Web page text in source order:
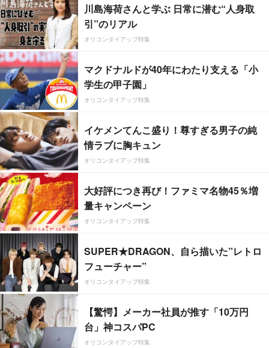
川島海荷さんと学ぶ 日常に潜む“人身取
引”のリアル
オリコンタイアップ特集
マクドナルドが40年にわたり支える「小
学生の甲子園」
オリコンタイアップ特集
イケメンてんこ盛り！尊すぎる男子の純
情ラブに胸キュン
オリコンタイアップ特集
大好評につき再び！ファミマ名物45％増
量キャンペーン
オリコンタイアップ特集
SUPER★DRAGON、自ら描いた”レトロ
フューチャー”
オリコンタイアップ特集
【驚愕】メーカー社員が推す「10万円
台」神コスパPC
オリコンタイアップ特集